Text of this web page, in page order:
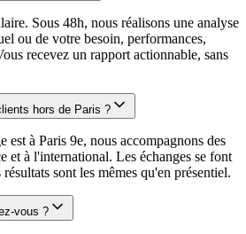
Sous 48h, nous réalisons une analyse
ou de votre besoin, performances,
recevez un rapport actionnable, sans
hors de Paris ?
est à Paris 9e, nous accompagnons des
et à l'international. Les échanges se font
sont les mêmes qu'en présentiel.
vous ?